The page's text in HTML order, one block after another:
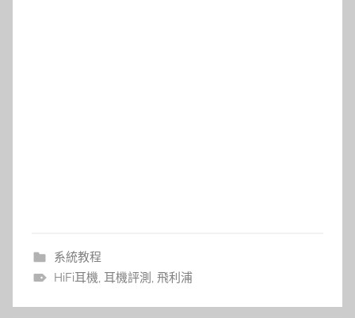
系統教程
HiFi耳機, 耳機評測 , 飛利浦